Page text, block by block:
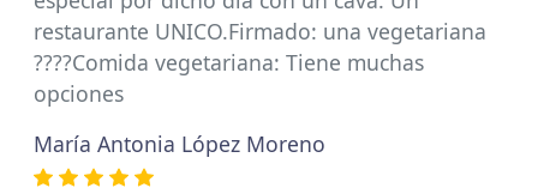
restaurante UNICO.Firmado: una vegetariana
????Comida vegetariana: Tiene muchas
opciones
María Antonia López Moreno